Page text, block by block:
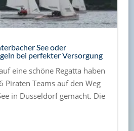
See oder
bei perfekter Versorgung
eine schöne Regatta haben
Piraten Teams auf den Weg
in Düsseldorf gemacht. Die